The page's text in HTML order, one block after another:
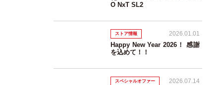
O NxT SL2
ストア情報 2026.01.01
Happy New Year 2026！ 感謝
を込めて！！
スペシャルオファー 2026.07.14